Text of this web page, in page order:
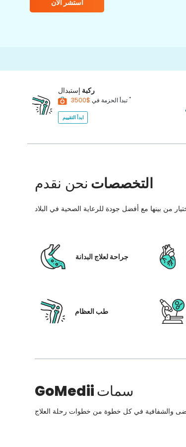
استشر الآن
ركبة إستبدال
تبدأ الحزمة في *
ابدأ التقييم
التخصصات نحن نقدم
جراحة لعلاج البدانة
طب العظام
GoMediiسمات